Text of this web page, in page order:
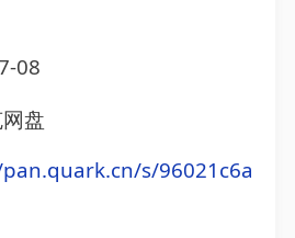
08
盘
s/96021c6a